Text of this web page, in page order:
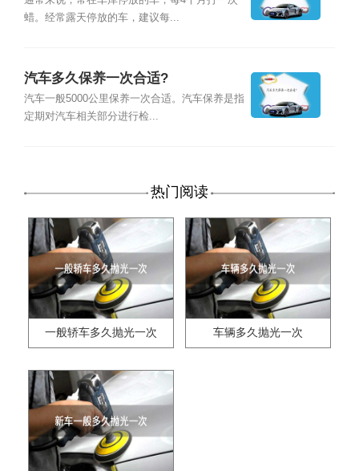
蜡。经常露天停放的车，建议每...
汽车多久保养一次合适?
汽车一般5000公里保养一次合适。汽车保养是指
定期对汽车相关部分进行检...
热门阅读
一般轿车多久抛光一次 车辆多久抛光一次